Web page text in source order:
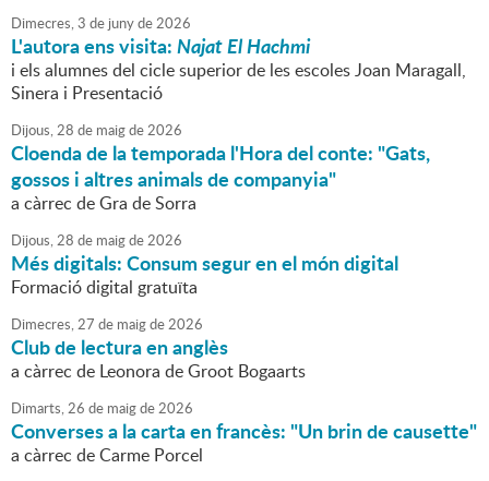
Dimecres,3 de junyde2026
L'autora ens visita:Najat El Hachmi
i els alumnes del cicle superior de les escoles Joan Maragall,
Sinera i Presentació
Dijous,28 de maigde2026
Cloenda de la temporada l'Hora del conte: "Gats,
gossos i altres animals de companyia"
a càrrec de Gra de Sorra
Dijous,28 de maigde2026
Més digitals: Consum segur en el món digital
Formació digital gratuïta
Dimecres,27 de maigde2026
Club de lectura en anglès
a càrrec de Leonora de Groot Bogaarts
Dimarts,26 de maigde2026
Converses a la carta en francès: "Un brin de causette"
a càrrec de Carme Porcel